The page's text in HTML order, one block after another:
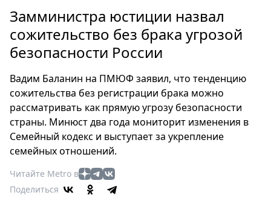
Россия
Мир
Здоровье
Туризм
Мода
Театр
Кино
Афиша
Книги
Выставки
Замминистра юстиции назвал
сожительство без брака угрозой
безопасности России
Вадим Баланин на ПМЮФ заявил, что тенденцию
сожительства без регистрации брака можно
рассматривать как прямую угрозу безопасности
страны. Минюст два года мониторит изменения в
Семейный кодекс и выступает за укрепление
семейных отношений.
Читайте Metro в
Поделиться